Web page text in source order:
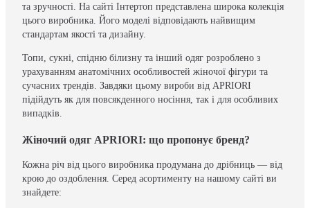
та зручності. На сайті Інтертоп представлена широка колекція
цього виробника. Його моделі відповідають найвищим
стандартам якості та дизайну.
Топи, сукні, спідню білизну та інший одяг розроблено з
урахуванням анатомічних особливостей жіночої фігури та
сучасних трендів. Завдяки цьому вироби від APRIORI
підійдуть як для повсякденного носіння, так і для особливих
випадків.
Жіночий одяг APRIORI: що пропонує бренд?
Кожна річ від цього виробника продумана до дрібниць — від
крою до оздоблення. Серед асортименту на нашому сайті ви
знайдете: